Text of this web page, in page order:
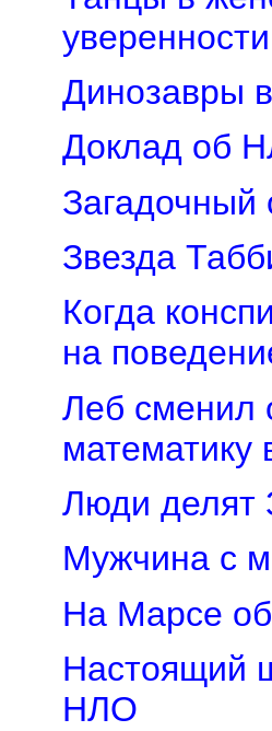
Динозавры
Доклад об
Загадочный
Звезда
Когда
на
Леб сменил
математику
Люди делят
Мужчина с
На Марсе
Настоящий
НЛО